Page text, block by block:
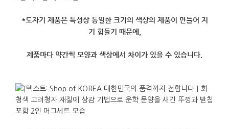
*도자기 제품은 특성상 동일한 크기의 색상의 제품이 만들어 지
기 힘들기 때문에
제품마다 약간씩 모양과 색상에서 차이가 있을 수 있습니다